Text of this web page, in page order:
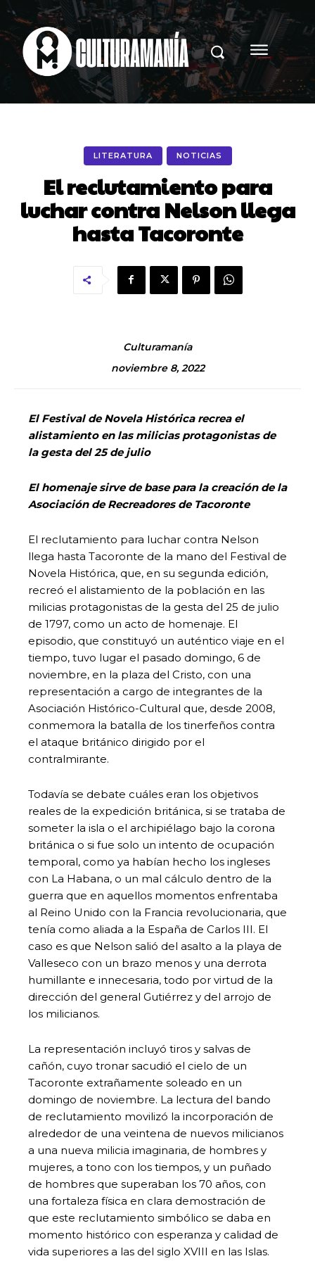
LITERATURA NOTICIAS
El reclutamiento para
luchar contra Nelson llega
hasta Tacoronte
Culturamanía
noviembre 8, 2022
El Festival de Novela Histórica recrea el
alistamiento en las milicias protagonistas de
la gesta del 25 de julio
El homenaje sirve de base para la creación de la
Asociación de Recreadores de Tacoronte
El reclutamiento para luchar contra Nelson
llega hasta Tacoronte de la mano del Festival de
Novela Histórica, que, en su segunda edición,
recreó el alistamiento de la población en las
milicias protagonistas de la gesta del 25 de julio
de 1797, como un acto de homenaje. El
episodio, que constituyó un auténtico viaje en el
tiempo, tuvo lugar el pasado domingo, 6 de
noviembre, en la plaza del Cristo, con una
representación a cargo de integrantes de la
Asociación Histórico-Cultural que, desde 2008,
conmemora la batalla de los tinerfeños contra
el ataque británico dirigido por el
contralmirante.
Todavía se debate cuáles eran los objetivos
reales de la expedición británica, si se trataba de
someter la isla o el archipiélago bajo la corona
británica o si fue solo un intento de ocupación
temporal, como ya habían hecho los ingleses
con La Habana, o un mal cálculo dentro de la
guerra que en aquellos momentos enfrentaba
al Reino Unido con la Francia revolucionaria, que
tenía como aliada a la España de Carlos III. El
caso es que Nelson salió del asalto a la playa de
Valleseco con un brazo menos y una derrota
humillante e innecesaria, todo por virtud de la
dirección del general Gutiérrez y del arrojo de
los milicianos.
La representación incluyó tiros y salvas de
cañón, cuyo tronar sacudió el cielo de un
Tacoronte extrañamente soleado en un
domingo de noviembre. La lectura del bando
de reclutamiento movilizó la incorporación de
alrededor de una veintena de nuevos milicianos
a una nueva milicia imaginaria, de hombres y
mujeres, a tono con los tiempos, y un puñado
de hombres que superaban los 70 años, con
una fortaleza física en clara demostración de
que este reclutamiento simbólico se daba en
momento histórico con esperanza y calidad de
vida superiores a las del siglo XVIII en las Islas.